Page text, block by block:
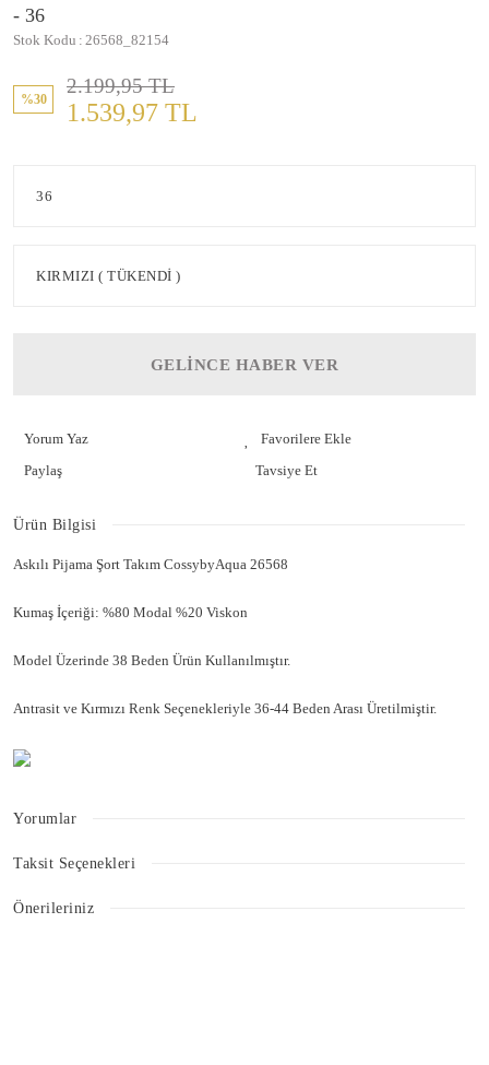
- 36
Stok Kodu 26568_82154
%30
2.199,95 TL
1.539,97 TL
GELİNCE HABER VER
Yorum Yaz
Paylaş
Tavsiye Et
Ürün Bilgisi
Askılı Pijama Şort Takım CossybyAqua 26568
Kumaş İçeriği: %80 Modal %20 Viskon
Model Üzerinde 38 Beden Ürün Kullanılmıştır.
Antrasit ve Kırmızı Renk Seçenekleriyle 36-44 Beden Arası Üretilmiştir.
Yorumlar
Taksit Seçenekleri
Önerileriniz